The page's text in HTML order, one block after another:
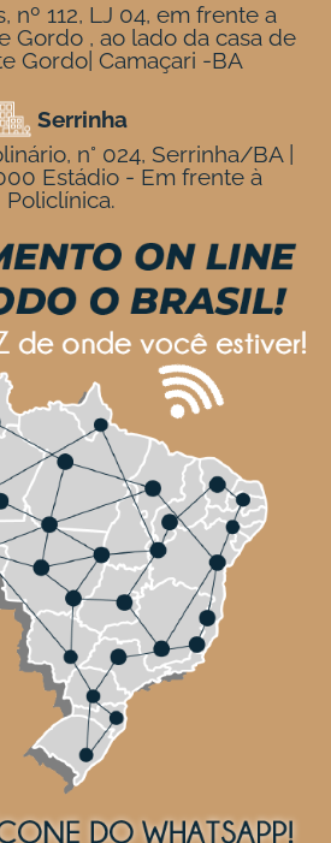
nº 112, LJ 04, em frente a
Gordo , ao lado da casa de
Gordo| Camaçari -BA
Serrinha
n° 024, Serrinha/BA |
Estádio - Em frente à
Policlínica.